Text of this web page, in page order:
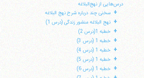
درس‌هایی از نهج‌البلاغه
+ سخنی چند درباره شرح نهج البلاغه
+ نهج البلاغه منشور زندگی (درس 1)
+ خطبه 1(درس 2)
+ خطبه 1 (درس 3)
+ خطبه 1 (درس 4)
+ خطبه 1 (درس 5)
+ خطبه 1 (درس 6)